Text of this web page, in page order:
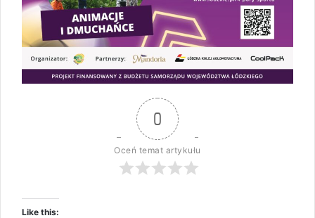
0
Oceń temat artykułu
Like this: